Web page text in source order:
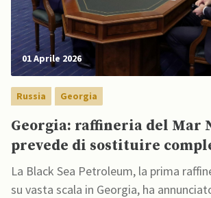
01 Aprile 2026
Russia Georgia
Georgia: raffineria del Mar
prevede di sostituire
greggio russo
La Black Sea Petroleum, la prima
su vasta scala in Georgia, ha